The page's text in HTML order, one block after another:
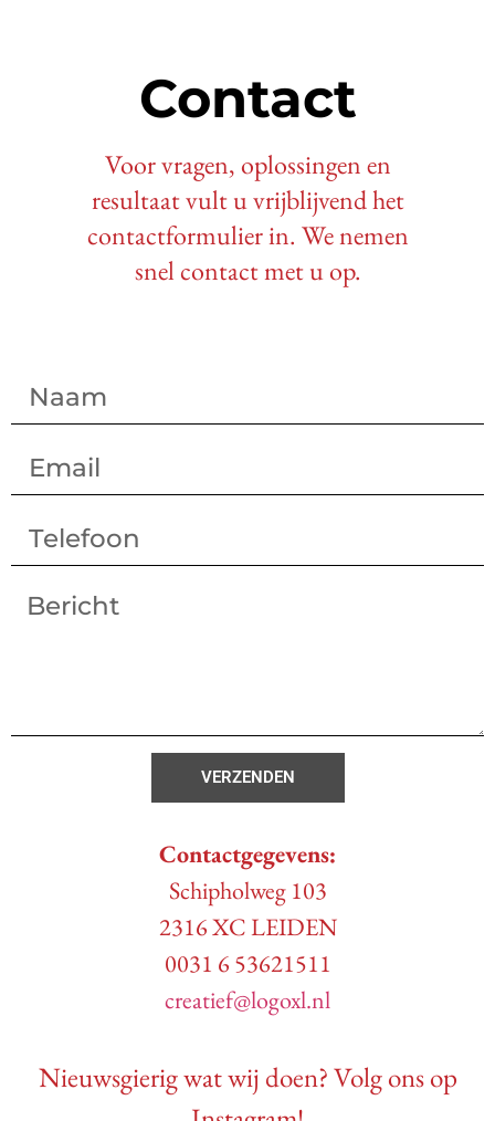
Contact
Voor vragen, oplossingen en
resultaat vult u vrijblijvend het
contactformulier in. We nemen
snel contact met u op.
VERZENDEN
Contactgegevens:
Schipholweg 103
2316 XC LEIDEN
0031 6 53621511
creatief@logoxl.nl
Nieuwsgierig wat wij doen? Volg ons op